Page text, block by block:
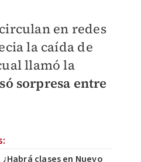
en redes
la caída de
llamó la
sorpresa entre
¿Habrá clases en Nuevo